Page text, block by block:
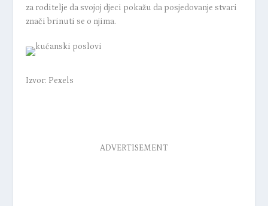
za roditelje da svojoj djeci pokažu da posjedovanje stvari
znači brinuti se o njima.
Izvor: Pexels
ADVERTISEMENT